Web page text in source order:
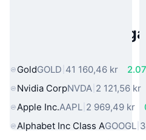
Populära
GoldGOLD 41 160,46 kr
Nvidia CorpNVDA 2 121,56 kr
Apple Inc.AAPL 2 969,49 kr
Alphabet Inc Class AGOOGL